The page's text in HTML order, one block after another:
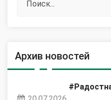
Архив новостей